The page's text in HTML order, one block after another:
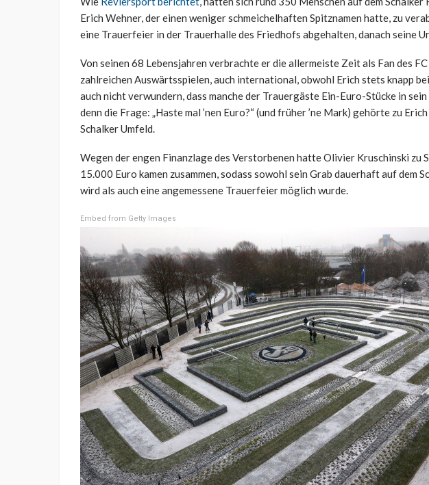
Erich Wehner, der einen weniger schmeichelhaften Spitznamen hatte, zu
eine Trauerfeier in der Trauerhalle des Friedhofs abgehalten, danach seine
Von seinen 68 Lebensjahren verbrachte er die allermeiste Zeit als Fan des
zahlreichen Auswärtsspielen, auch international, obwohl Erich stets knapp
auch nicht verwundern, dass manche der Trauergäste Ein-Euro-Stücke in
denn die Frage: „Haste mal ’nen Euro?“ (und früher ’ne Mark) gehörte zu
Schalker Umfeld.
Wegen der engen Finanzlage des Verstorbenen hatte Olivier Kruschinski zu
15.000 Euro kamen zusammen, sodass sowohl sein Grab dauerhaft auf dem
wird als auch eine angemessene Trauerfeier möglich wurde.
Embed from Getty Images